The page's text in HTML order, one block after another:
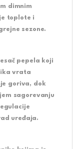
dimnim
toplote i
sezone.
pepela koji
vrata
goriva, dok
sagorevanju
uređaja.